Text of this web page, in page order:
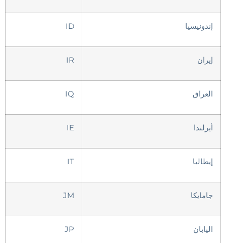
إندونيسيا ID
إيران IR
العراق IQ
أيرلندا IE
إيطاليا IT
جامايكا JM
اليابان JP